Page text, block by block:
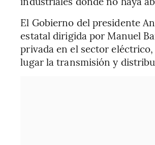
El Gobierno del presidente
estatal dirigida por Manuel
privada en el sector
lugar la transmisión y